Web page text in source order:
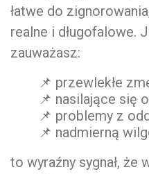
łatwe do
realne i długofalowe.
zauważasz:
📌 przewlekłe
📌 nasilające się
📌 problemy z
📌 nadmierną
to wyraźny sygnał, że